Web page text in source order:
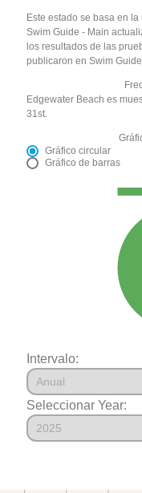
Este estado se basa en
Swim Guide - Main
los resultados de las
publicaron en Swim
Edgewater Beach es
31st.
Gráfico circular
Gráfico de barras
Intervalo:
Seleccionar Year: